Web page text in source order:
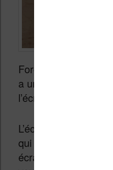
Forcément, avec
a une seule envie :
l’écran !
L’écran utilise donc
qui permet
écran à encre